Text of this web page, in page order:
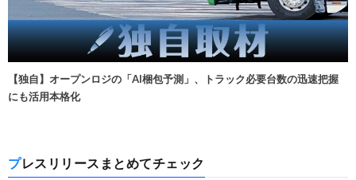
【独自】オープンロジの「AI梱包予測」、トラック必要台数の迅速把握
にも活用本格化
プレスリリースまとめてチェック